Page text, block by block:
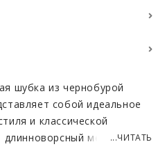
шубка из чернобурой
собой идеальное
и классической
мех
...ЧИТАТЬ